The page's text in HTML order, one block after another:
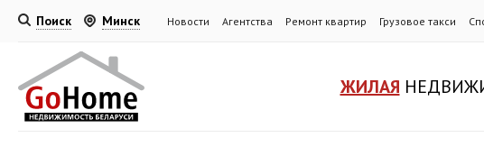
Поиск Минск Новости Агентства Ремонт квартир Грузовое такси
ЖИЛАЯ